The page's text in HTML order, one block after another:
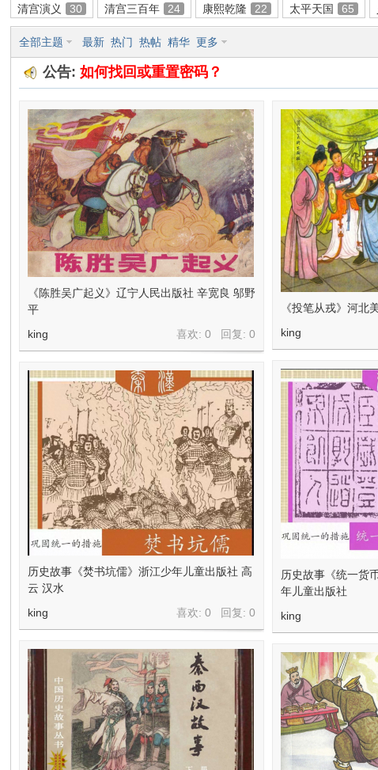
清宫演义
30 清宫三百年 24 康熙乾隆 22 太平天国 65
全部主题 最新 热门 热帖 精华 更多
公告:如何找回或重置密码？
《陈胜吴广起义》辽宁人民出版社 辛宽良 邬野
平
喜欢: 0 回复:0
king
《投笔从戎》河北
king
历史故事《统一货
年儿童出版社
king
历史故事《焚书坑儒》浙江少年儿童出版社 高
云 汉水
喜欢: 0 回复:0
king